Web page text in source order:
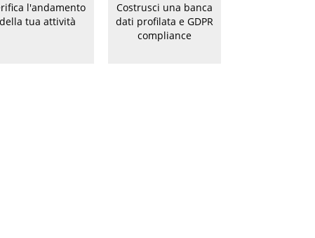
l'andamento
della tua attività
Costrusci una banca
dati profilata e GDPR
compliance